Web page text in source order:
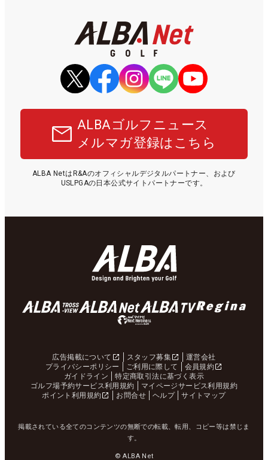
ALBAゴルフニュース
メルマガ登録はこちら
ALBA NetはR&Aのオフィシャルデジタルパートナー、および
USLPGAの日本公式サイトパートナーです。
広告掲載について スタッフ募集
運営会社
プライバシーポリシー
ご利用に際して
会員規約
ガイドライン
特定商取引法に基づく表示
ゴルフ場予約サービス利用規約
マイページサービス利用規約
ポイント利用規約
お問合せ ヘルプ サイトマップ
掲載されている全てのコンテンツの無断での転載、転用、コピー等は禁じま
す。
© ALBA Net